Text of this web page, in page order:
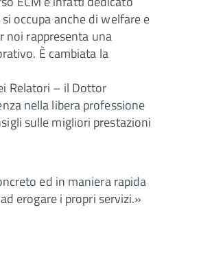
occupa anche di welfare e
noi rappresenta una
È cambiata la
Relatori – il Dottor
nella libera professione
sulle migliori prestazioni
ed in maniera rapida
erogare i propri servizi.»